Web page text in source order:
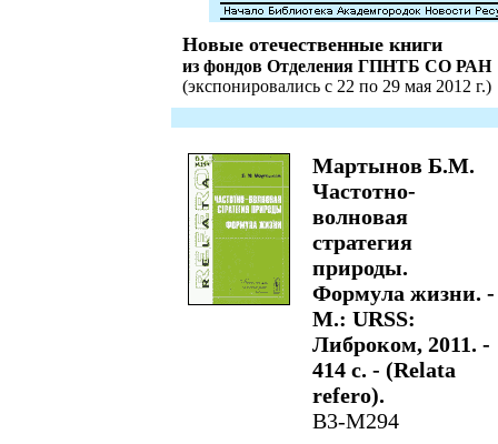
Новые отечественные книги
из фондов Отделения ГПНТБ СО РАН
(экспонировались с 22 по 29 мая 2012 г.)
Мартынов Б.М.
Частотно-
волновая
стратегия
природы.
Формула жизни. -
М.: URSS:
Либроком, 2011. -
414 с. - (Relata
refero).
В3-М294